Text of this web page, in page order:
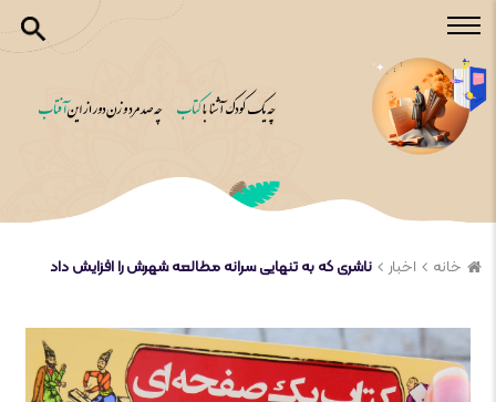
خانه اخبار ناشری که به تنهایی سرانه مطالعه شهرش را افزایش داد